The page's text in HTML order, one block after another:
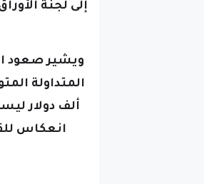
ويشير صعود
ألف دولار
انعكاس